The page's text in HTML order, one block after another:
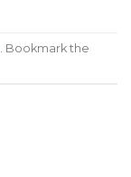
. Bookmark the